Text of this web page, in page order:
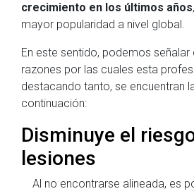
crecimiento en los últimos años
mayor popularidad a nivel global.
En este sentido, podemos señalar
razones por las cuales esta
destacando tanto, se encuentran
continuación:
Disminuye el
lesiones
Al no encontrarse alineada, es